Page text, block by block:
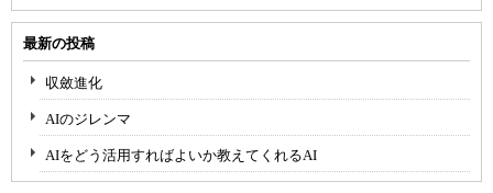
最新の投稿
収斂進化
AIのジレンマ
AIをどう活用すればよいか教えてくれるAI